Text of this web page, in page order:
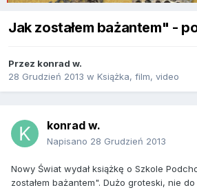
Jak zostałem bażantem" -
Przez konrad w.
28 Grudzień 2013 w Książka, film, video
konrad w.
Napisano 28 Grudzień 2013
Nowy Świat wydał książkę o Szkole
zostałem bażantem". Dużo groteski, nie